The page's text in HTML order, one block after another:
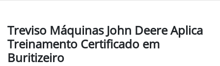
Treviso Máquinas John Deere Aplica
Treinamento Certificado em
Buritizeiro